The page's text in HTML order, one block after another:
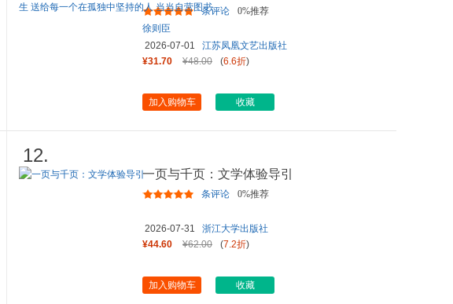
奖得主徐则臣的写作心法
条评论
0%推荐
徐则臣
2026-07-01
江苏凤凰文艺出版社
¥31.70
¥48.00 (6.6折)
加入购物车 收藏
12.
一页与千页：文学体验导引
条评论 0%推荐
2026-07-31
浙江大学出版社
¥44.60
¥62.00 (7.2折)
加入购物车 收藏